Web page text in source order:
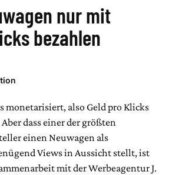
nur mit
bezahlen
monetarisiert, also Geld pro Klicks
dass einer der größten
einen Neuwagen als
Views in Aussicht stellt, ist
mit der Werbeagentur J.